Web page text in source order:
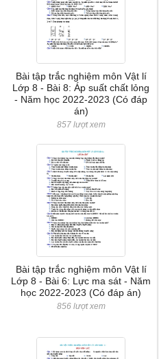
Bài tập trắc nghiệm môn Vật lí
Lớp 8 - Bài 8: Áp suất chất lỏng
- Năm học 2022-2023 (Có đáp
án)
857 lượt xem
Bài tập trắc nghiệm môn Vật lí
Lớp 8 - Bài 6: Lực ma sát - Năm
học 2022-2023 (Có đáp án)
856 lượt xem